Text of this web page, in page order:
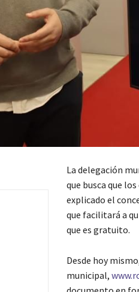
La delegación
que busca que
explicado el
que facilitará a
que es gratuito.
Desde hoy
municipal,